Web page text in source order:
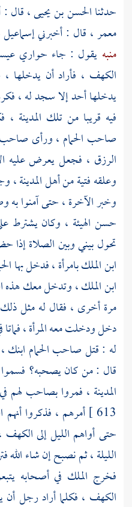
حدثناالحسن بن يحيى ،قال :
معمر ، قال : أخبرني
منبه يقول : جاء حواري
الكهف ، فأراد أن يدخلها
يدخلها أحد إلا سجد له ،
فيه قريبا من تلك المدينة
صاحب الحمام ، ورأى صاحب
الرزق ، فجعل يعرض عليه
وعلقه فتية من أهل المدينة
وخبر الآخرة ، حتى آمنوا به
حسن الهيئة ، وكان يشترط
تحول بيني وبين الصلاة
ابن الملك بامرأة ، فدخل بها
ابن الملك ، وتدخل معك هذه
مرة أخرى ، فقال له مثل
دخل ودخلت معه المرأة ، فماتا
له : قتل صاحب الحمام ابنك
قال : من كان يصحبه؟ فسموا
المدينة ، فمروا بصاحب
613 ] أمرهم ، فذكروا
حتى أواهم الليل إلى الكهف
الليلة ، ثم نصبح إن شاء
فخرج الملك في أصحابه
الكهف ، فكلما أراد رجل